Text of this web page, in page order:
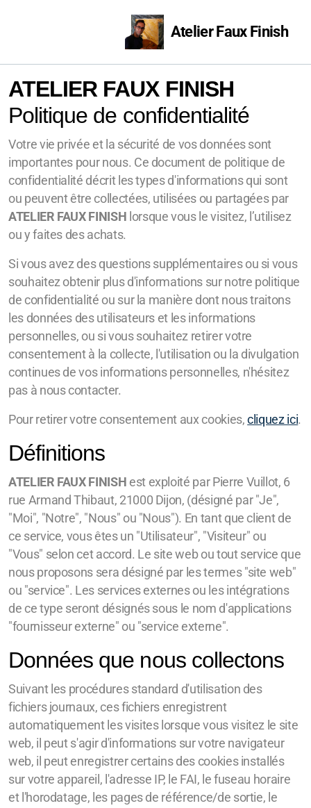
Atelier Faux Finish
ATELIER FAUX FINISH
Politique de confidentialité
Votre vie privée et la sécurité de vos données sont
importantes pour nous. Ce document de politique de
confidentialité décrit les types d'informations qui sont
ou peuvent être collectées, utilisées ou partagées par
ATELIER FAUX FINISH lorsque vous le visitez, l’utilisez
ou y faites des achats.
Si vous avez des questions supplémentaires ou si vous
souhaitez obtenir plus d'informations sur notre politique
de confidentialité ou sur la manière dont nous traitons
les données des utilisateurs et les informations
personnelles, ou si vous souhaitez retirer votre
consentement à la collecte, l'utilisation ou la divulgation
continues de vos informations personnelles, n'hésitez
pas à nous contacter.
Pour retirer votre consentement aux cookies,cliquez ici.
Définitions
ATELIER FAUX FINISH est exploité par Pierre Vuillot, 6
rue Armand Thibaut, 21000 Dijon, (désigné par "Je",
"Moi", "Notre", "Nous" ou "Nous"). En tant que client de
ce service, vous êtes un "Utilisateur", "Visiteur" ou
"Vous" selon cet accord. Le site web ou tout service que
nous proposons sera désigné par les termes "site web"
ou "service". Les services externes ou les intégrations
de ce type seront désignés sous le nom d'applications
"fournisseur externe" ou "service externe".
Données que nous collectons
Suivant les procédures standard d'utilisation des
fichiers journaux, ces fichiers enregistrent
automatiquement les visites lorsque vous visitez le site
web, il peut s'agir d'informations sur votre navigateur
web, il peut enregistrer certains des cookies installés
sur votre appareil, l'adresse IP, le FAI, le fuseau horaire
et l'horodatage, les pages de référence/de sortie, le